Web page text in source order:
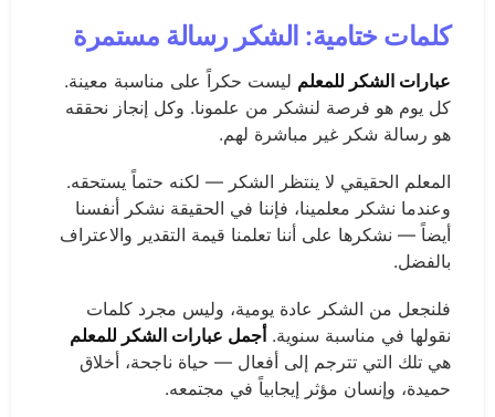
كلمات ختامية: الشكر رسالة مستمرة
عبارات الشكر للمعلم ليست حكراً على مناسبة معينة.
كل يوم هو فرصة لنشكر من علمونا. وكل إنجاز نحققه
هو رسالة شكر غير مباشرة لهم.
المعلم الحقيقي لا ينتظر الشكر — لكنه حتماً يستحقه.
وعندما نشكر معلمينا، فإننا في الحقيقة نشكر أنفسنا
أيضاً — نشكرها على أننا تعلمنا قيمة التقدير والاعتراف
بالفضل.
فلنجعل من الشكر عادة يومية، وليس مجرد كلمات
نقولها في مناسبة سنوية.أجمل عبارات الشكر للمعلم
هي تلك التي تترجم إلى أفعال — حياة ناجحة، أخلاق
حميدة، وإنسان مؤثر إيجابياً في مجتمعه.